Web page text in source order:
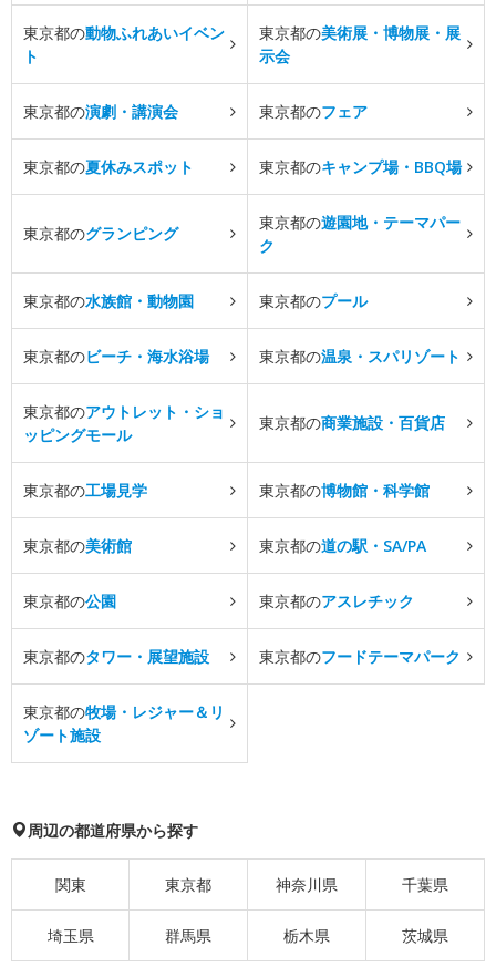
東京都の動物ふれあいイベン
ト
東京都の美術展・博物展・展
示会
東京都の演劇・講演会 東京都のフェア
東京都の夏休みスポット 東京都のキャンプ場・BBQ場
東京都のグランピング
東京都の遊園地・テーマパー
ク
東京都の水族館・動物園 東京都のプール
東京都のビーチ・海水浴場 東京都の温泉・スパリゾート
東京都のアウトレット・ショ
ッピングモール
東京都の商業施設・百貨店
東京都の工場見学 東京都の博物館・科学館
東京都の美術館 東京都の道の駅・SA/PA
東京都の公園 東京都のアスレチック
東京都のタワー・展望施設 東京都のフードテーマパーク
東京都の牧場・レジャー＆リ
ゾート施設
周辺の都道府県から探す
関東 東京都 神奈川県 千葉県
埼玉県 群馬県 栃木県 茨城県